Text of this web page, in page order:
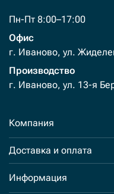
Пн-Пт 8:00–17:00
Офис
г. Иваново, ул.
Производство
г. Иваново, ул. 13-я
Компания
Доставка и оплата
Информация